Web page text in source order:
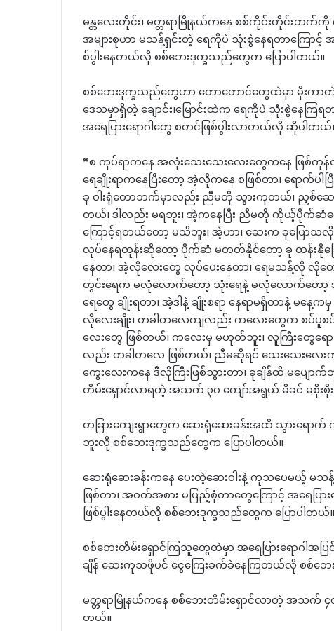
မန္တလေးတိုင်း၊ မတ္တရာမြိုနယ်ကနေ စစ်ကိုင်းတိုင်းဘ
အများစုဟာ မသန့်ရှင်းတဲ့ ရေကိုပဲ သုံးစွဲနေရတာကြောင့်
စ်ပွါးနေတယ်လို စစ်ဘေးဒုက္ခသည်တွေက ပြောပါတယ်။
စစ်ဘေးဒုက္ခသည်တွေဟာ တောတောင်တွေထဲမှာ မိုးက
ဒေသမှာရှိတဲ့ ချောင်း၊မြောင်းထဲက ရေကိုပဲ သုံးစွဲနေက
အရေပြားရောဂါတွေ စတင်ဖြစ်ပွါးလာတယ်လို ဆိုပါတယ်
”စ ကုပ်ရာကနေ အလုံးသေးသေးလေးတွေကနေ ဖြစ်ကုန်
ရေချိုးရာကနေပြီးတော့ အဲ့လိုကနေ စဖြစ်တာ၊ ရော
ခု ဝါးရုံတောဘက်မှာလည်း ညီမတို သွားကုတယ်၊ ညှစ်ဆ
တယ်၊ ဒါလည်း မရဘူး၊ အဲ့ကနေပြီး ညီမတို ကိုယ့်ပိုက်ဆံ
ကြောင့်ရတယ်တော့ မသိဘူး၊ အဲ့ဟာ၊ ဆေးက ခုပြော
လုပ်နေရတုန်းဆိုတော့ ပိုက်ဆံ မတတ်နိုင်တော့ ခု ထန်းနိုခြော
နေတာ၊ အဲ့လိုလေးတွေ လုပ်ပေးနေတာ၊ ရေမသန့်လို လိုတ
တွင်းရေက မလုံလောက်တော့ သုံးရေနဲ့ မလုံလောက်တော့
ရေတွေ ချိုးရတာ၊ အဲ့ဒါနဲ့ ချိုးစရာ နေရာမရှိတာနဲ့ မ
လိုလေးချိုး၊ တခါတလေကျလည်း ကလေးတွေက စပ်ပူစ
လေးတွေ ဖြစ်တယ်၊ ကလေးမှ မဟုတ်ဘူး၊ လူကြီးတွေရေ
လည်း တခါတလေ ဖြစ်တယ်၊ ညီမဆိုရင် သေးသေးလေးက
ကွေးလေးကနေ ဒီလိုကြီးဖြစ်သွားတာ၊ ခုချိန်ထိ မပျေ
တိမ်းရှောင်လာရတဲ့ အသက် ၃၀ ကျော်အရွယ် မိခင် မစိုးစို
တခြားကျေးရွာတွေက ဆေးရုံဆေးခန်းအထိ သွားရ
ဘူးလို စစ်ဘေးဒုက္ခသည်တွေက ပြောပါတယ်။
ဆေးရုံဆေးခန်းကနေ ပေးတဲ့ဆေးဝါးနဲ့ ကုသပေမယ့်
ဖြစ်တာ၊ အဝတ်အစား မပြည့်စုံတာတွေကြောင့် အရေပြာ
ဖြစ်ပွါးနေတယ်လို စစ်ဘေးဒုက္ခသည်တွေက ပြောပါတယ်။
စစ်ဘေးတိမ်းရှောင်ကြသူတွေထဲမှာ အရေပြားရောဂါအပ
ချိန် ဆေးကုသဖိုပင် ငွေကြေးခက်ခဲနေကြတယ်လို စစ်ဘ
မတ္တရာမြိုနယ်ကနေ စစ်ဘေးတိမ်းရှောင်လာတဲ့ အသက် ၄
တယ်။